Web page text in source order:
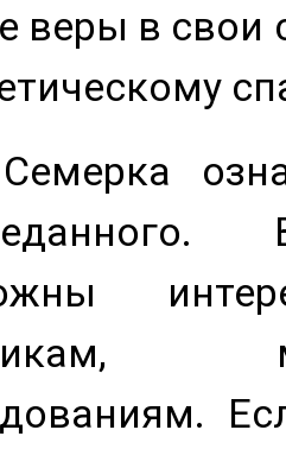
веры в свои